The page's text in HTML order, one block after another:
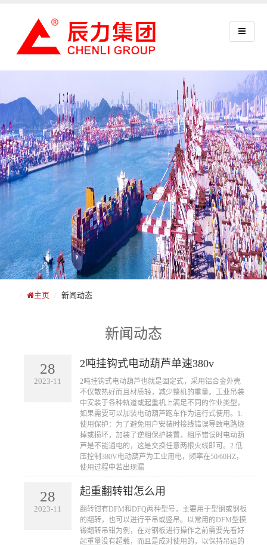
主页 新闻动态
新闻动态
28
2023-11
2吨挂钩式电动葫芦单速380v
​2吨挂钩式电动葫芦也就是固定式，采用铝合金外壳
不仅散热好而且材质轻，减少整机的重量。工业吊装
中安装于各种轨道或起重机上满足不同的作业类型，
如果需要可以加装电动葫芦跑车作为运行式使用。1.
使用保护：为了避免用户安装时接线错误导致电路烧
掉或损坏，加装了逆相保护装置，相序错误时电动葫
芦是不能通电的，这是交换任意两根火线即可。2.低
压控制380V电动葫芦为工业用电，频率在50/60HZ，
使用过程中若出现漏
28
2023-11
起重翻转钳怎么用
​翻转钳有DFM和DFQ两种型号，主要用于型钢或钢板
的翻转，也可以进行平吊或竖吊。以常用的DFM型模
锻翻转吊钳为例，在对钢板进行操作之前需要先看好
起重量没有超载，而且是成对使用的，以保持吊运的